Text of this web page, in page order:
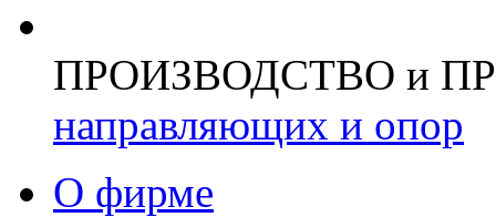
ПРОИЗВОДСТВО и
направляющих и опор
О фирме